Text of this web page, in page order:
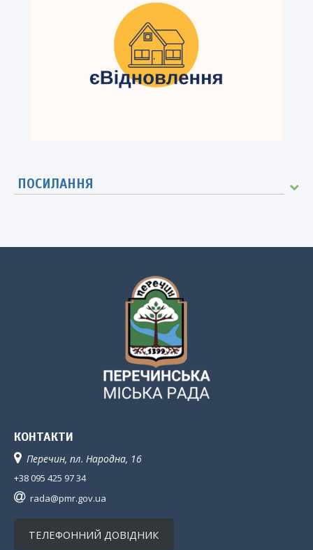
ПОСИЛАННЯ
КОНТАКТИ
Перечин, пл. Народна, 16
+38 095 425 97 34
rada@pmr.gov.ua
ТЕЛЕФОННИЙ ДОВІДНИК